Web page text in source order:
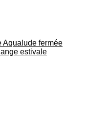
Aqualude fermée
estivale